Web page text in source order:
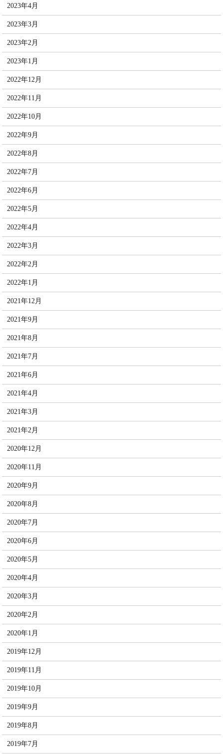
2023年4月
2023年3月
2023年2月
2023年1月
2022年12月
2022年11月
2022年10月
2022年9月
2022年8月
2022年7月
2022年6月
2022年5月
2022年4月
2022年3月
2022年2月
2022年1月
2021年12月
2021年9月
2021年8月
2021年7月
2021年6月
2021年4月
2021年3月
2021年2月
2020年12月
2020年11月
2020年9月
2020年8月
2020年7月
2020年6月
2020年5月
2020年4月
2020年3月
2020年2月
2020年1月
2019年12月
2019年11月
2019年10月
2019年9月
2019年8月
2019年7月